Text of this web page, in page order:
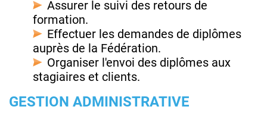
Assurer le suivi des retours de
formation.
Effectuer les demandes de diplômes
auprès de la Fédération.
Organiser l'envoi des diplômes aux
stagiaires et clients.
GESTION ADMINISTRATIVE